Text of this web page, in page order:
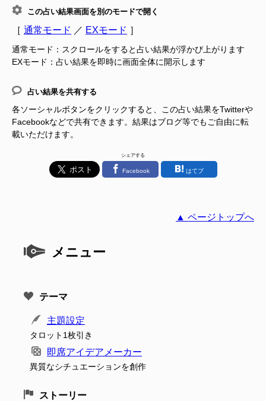
この占い結果画面を別のモードで開く
［ 通常モード ／ EXモード ］
通常モード：スクロールをすると占い結果が浮かび上がります
EXモード：占い結果を即時に画面全体に開示します
占い結果を共有する
各ソーシャルボタンをクリックすると、この占い結果をTwitterや
Facebookなどで共有できます。結果はブログ等でもご自由に転
載いただけます。
シェアする
Facebook はてブ
▲ ページトップへ
メニュー
テーマ
主題設定
タロット1枚引き
即席アイデアメーカー
異質なシチュエーションを創作
ストーリー